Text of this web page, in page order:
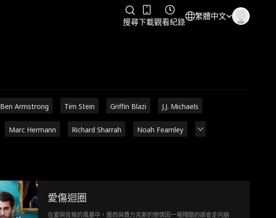
搜尋下載觀看紀錄
繁體中文
Ben Armstrong Tim Stein Griffin Blazi J.J. Michaels
Marc Hermann Richard Sharrah Noah Fearnley
愛傷迴圈
在愛與背叛的風暴中，露西與費力克斯的戀情因一場殘酷的誤會走向崩